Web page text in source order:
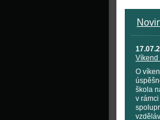
Víkend
O
škola
v